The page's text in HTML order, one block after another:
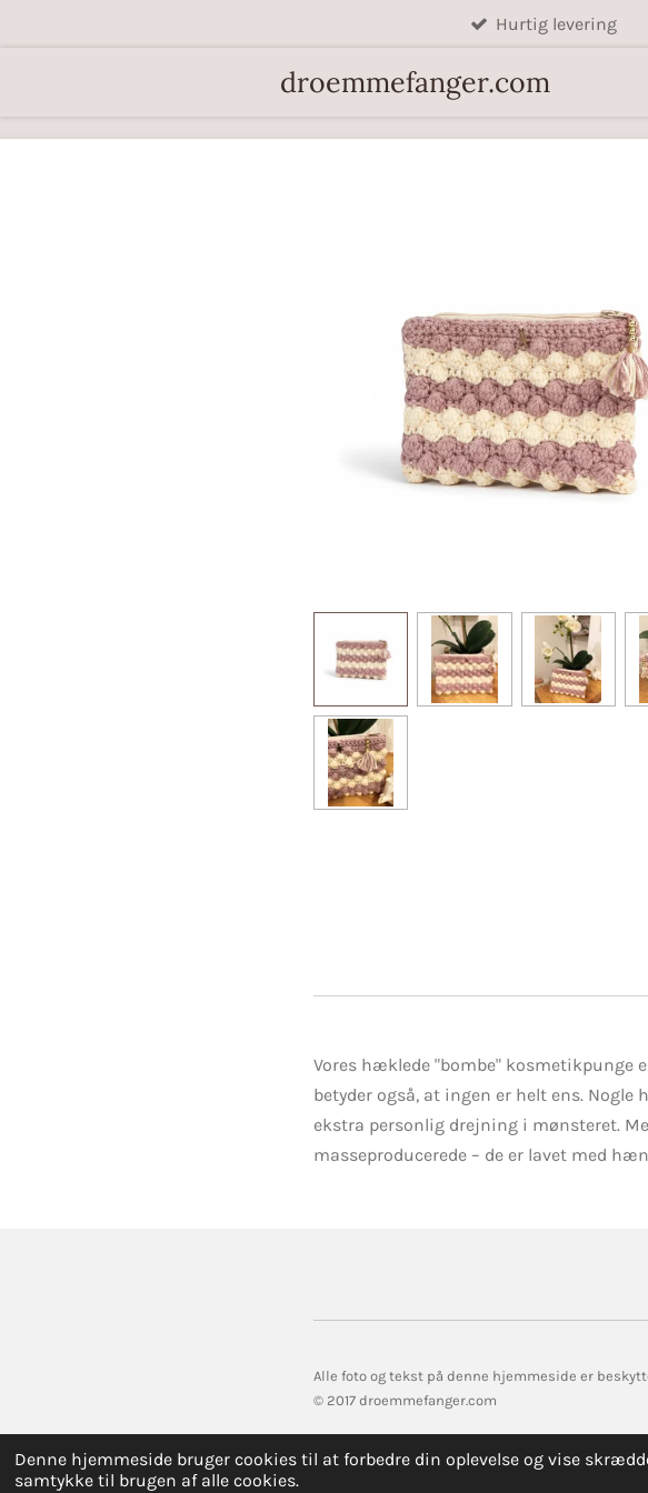
Denne hjemmeside bruger cookies til at forbedre din oplevelse og vise
samtykke til brugen af alle cookies.
Hurtig levering
droemmefanger.com
Vores hæklede "bombe" kosmetikpunge
betyder også, at ingen er helt ens.
ekstra personlig drejning i mønsteret.
masseproducerede – de er lavet med
Alle foto og tekst på denne hjemmeside er
© 2017 droemmefanger.com